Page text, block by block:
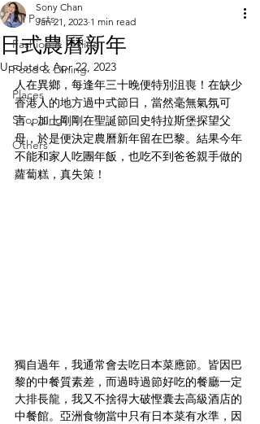
All Posts
Fashion & Styling
Food & Dining
Places
Shopping
Others
日式農曆新年
Sony Chan
Jan 21, 2023 1 min read
Updated: Apr 22, 2023
人在異鄉，每逢年三十晚便特別沮喪！在缺少
香港人的地方過中式節日，當然毫無氣氛可
言，加上剛剛在聖誕節回史特拉斯堡探望父
母，於是便決定農曆新年留在巴黎。結果今年
不能和家人吃團年飯，也吃不到爸爸親手做的
蘿蔔糕，真失策！
獨自過年，我通常會去吃日本菜應節。皆因巴
黎的中餐質素差，而過時過節好吃的餐廳一定
大排長龍，我又不捨得大破慳囊去高級酒店的
中餐館。亞洲食物當中只有日本菜有水準，因